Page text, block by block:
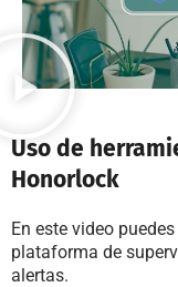
Uso de
Honorlock
En este video
plataforma de
alertas.